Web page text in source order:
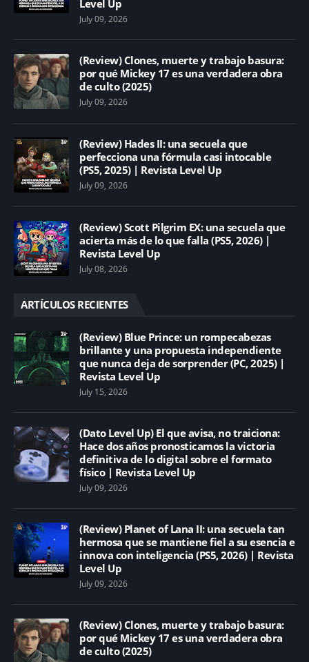
Level Up
July 09, 2026
(Review) Clones, muerte y trabajo basura:
por qué Mickey 17 es una verdadera obra
de culto (2025)
July 09, 2026
(Review) Hades II: una secuela que
perfecciona una fórmula casi intocable
(PS5, 2025) | Revista Level Up
July 09, 2026
(Review) Scott Pilgrim EX: una secuela que
acierta más de lo que falla (PS5, 2026) |
Revista Level Up
July 08, 2026
ARTÍCULOS RECIENTES
(Review) Blue Prince: un rompecabezas
brillante y una propuesta independiente
que nunca deja de sorprender (PC, 2025) |
Revista Level Up
July 15, 2026
(Dato Level Up) El que avisa, no traiciona:
Hace dos años pronosticamos la victoria
definitiva de lo digital sobre el formato
físico | Revista Level Up
July 09, 2026
(Review) Planet of Lana II: una secuela tan
hermosa que se mantiene fiel a su esencia e
innova con inteligencia (PS5, 2026) | Revista
Level Up
July 09, 2026
(Review) Clones, muerte y trabajo basura:
por qué Mickey 17 es una verdadera obra
de culto (2025)